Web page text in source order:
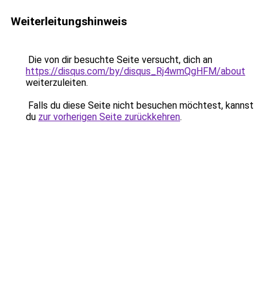
Weiterleitungshinweis
Die von dir besuchte Seite versucht, dich an
https://disqus.com/by/disqus_Rj4wmQgHFM/about
weiterzuleiten.
Falls du diese Seite nicht besuchen möchtest, kannst
du zur vorherigen Seite zurückkehren.